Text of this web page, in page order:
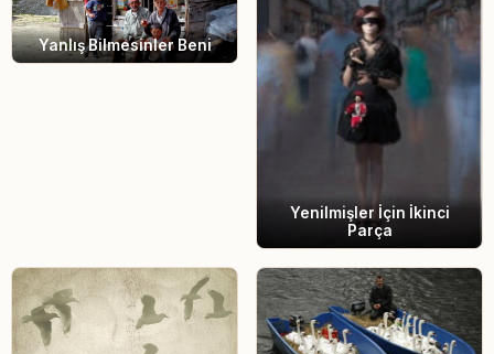
Yanlış Bilmesinler Beni
Yenilmişler İçin İkinci
Parça